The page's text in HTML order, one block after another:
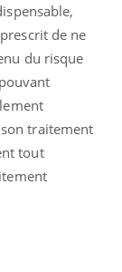
de ne
du risque
traitement
tout